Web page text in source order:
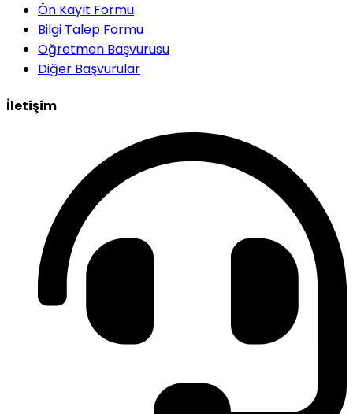
Ön Kayıt Formu
Bilgi Talep Formu
Öğretmen Başvurusu
Diğer Başvurular
İletişim